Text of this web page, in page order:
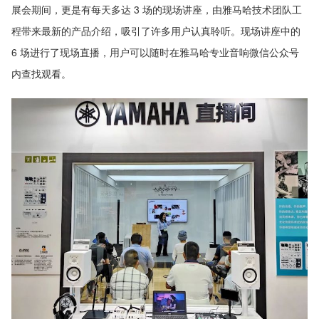
展会期间，更是有每天多达 3 场的现场讲座，由雅马哈技术团队工
程带来最新的产品介绍，吸引了许多用户认真聆听。现场讲座中的
6 场进行了现场直播，用户可以随时在雅马哈专业音响微信公众号
内查找观看。